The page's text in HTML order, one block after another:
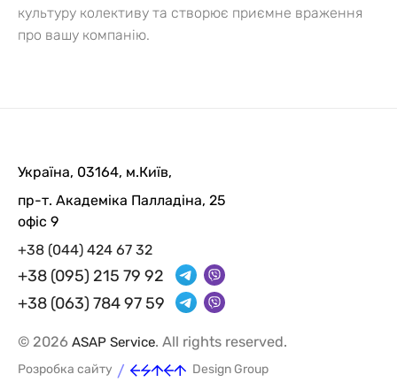
культуру колективу та створює приємне враження
про вашу компанію.
Україна, 03164, м.Київ,
пр-т. Академіка Палладіна, 25
офіс 9
+38 (044) 424 67 32
+38 (095) 215 79 92
+38 (063) 784 97 59
© 2026 ASAP Service. All rights reserved.
Розробка сайту / Design Group